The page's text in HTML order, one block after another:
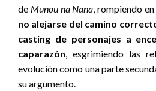
de Munou na Nana , rompiendo en
no alejarse del camino
casting de personajes a
caparazón , esgrimiendo las
evolución como una parte
su argumento.